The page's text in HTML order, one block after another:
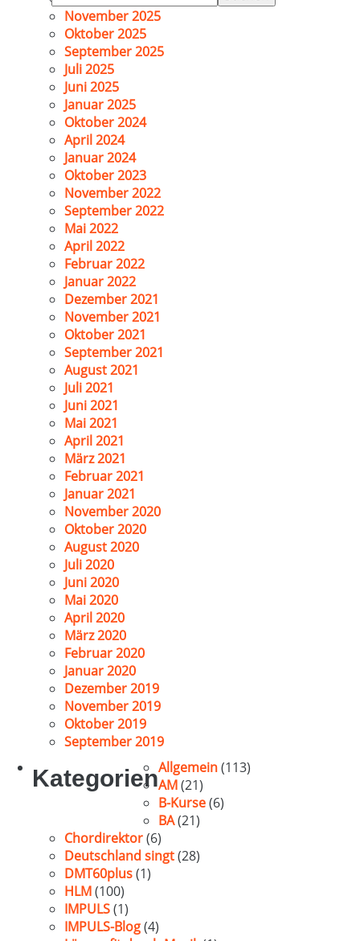
nach:
November 2025
Oktober 2025
September 2025
Juli 2025
Juni 2025
Januar 2025
Oktober 2024
April 2024
Januar 2024
Oktober 2023
November 2022
September 2022
Mai 2022
April 2022
Februar 2022
Januar 2022
Dezember 2021
November 2021
Oktober 2021
September 2021
August 2021
Juli 2021
Juni 2021
Mai 2021
April 2021
März 2021
Februar 2021
Januar 2021
November 2020
Oktober 2020
August 2020
Juli 2020
Juni 2020
Mai 2020
April 2020
März 2020
Februar 2020
Januar 2020
Dezember 2019
November 2019
Oktober 2019
September 2019
KategorienAllgemein(113)
AM(21)
B-Kurse(6)
BA(21)
Chordirektor(6)
Deutschland singt(28)
DMT60plus(1)
HLM(100)
IMPULS(1)
IMPULS-Blog(4)